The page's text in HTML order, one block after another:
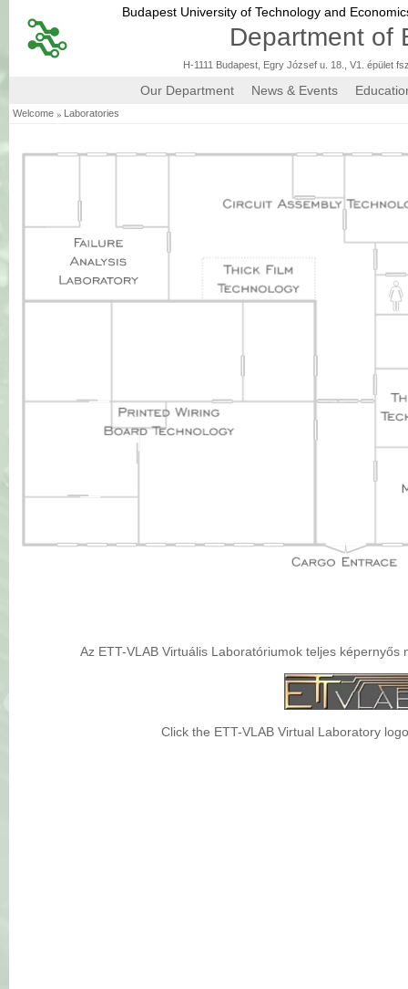
Budapest University of Technology and
Department of
H-1111 Budapest, Egry József u. 18., V1. épület
Our Department News & Events
Welcome » Laboratories
Az ETT-VLAB Virtuális Laboratóriumok teljes
Click the ETT-VLAB Virtual Laboratory